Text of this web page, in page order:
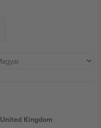
United Kingdom